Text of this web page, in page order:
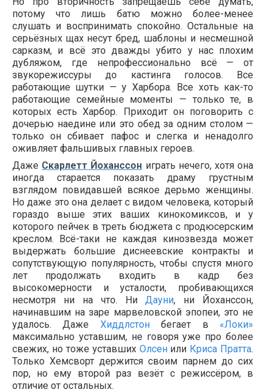
потому что лишь батю можно более-менее
слушать и воспринимать спокойно. Остальные на
серьёзных щах несут бред, шаблоны и несмешной
сарказм, и всё это дважды убито у нас плохим
дубляжом, где непрофессионально всё — от
звукорежиссуры до кастинга голосов. Все
работающие шутки — у Харбора. Все хоть как-то
работающие семейные моменты — только те, в
которых есть Харбор. Приходит он поговорить с
дочерью наедине или это обед за одним столом —
только он сбивает пафос и слегка и ненадолго
оживляет фальшивых главных героев.
Даже Скарлетт Йоханссон играть нечего, хотя она
иногда старается показать драму грустным
взглядом повидавшей всякое дерьмо женщины.
Но даже это она делает с видом человека, который
гораздо выше этих ваших кинокомиксов, и у
которого пейчек в треть бюджета с продюсерским
креслом. Всё-таки не каждая кинозвезда может
выдержать большие диснеевские контракты и
сопутствующую популярность, чтобы спустя много
лет продолжать входить в кадр без
высокомерности и усталости, пробивающихся
несмотря ни на что. Ни Дауни, ни Йоханссон,
начинавшим на заре марвеловской эпопеи, это не
удалось. Даже Хиддлстонбегает в «Локи»
максимально уставшим, не говоря уже про более
свежих, но тоже уставших Олсенили Криса Пратта.
Только Хемсворт держится своим парнем до сих
пор, но ему второй раз везёт с режиссёром, в
отличие от остальных.